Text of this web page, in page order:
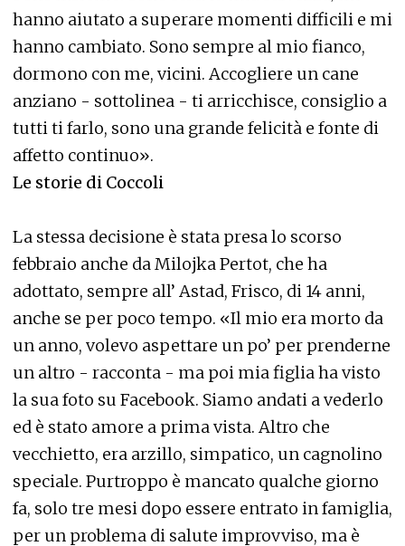
hanno aiutato a superare momenti difficili e mi
hanno cambiato. Sono sempre al mio fianco,
dormono con me, vicini. Accogliere un cane
anziano - sottolinea - ti arricchisce, consiglio a
tutti ti farlo, sono una grande felicità e fonte di
affetto continuo».
Le storie di Coccoli
La stessa decisione è stata presa lo scorso
febbraio anche da Milojka Pertot, che ha
adottato, sempre all’ Astad, Frisco, di 14 anni,
anche se per poco tempo. «Il mio era morto da
un anno, volevo aspettare un po’ per prenderne
un altro - racconta - ma poi mia figlia ha visto
la sua foto su Facebook. Siamo andati a vederlo
ed è stato amore a prima vista. Altro che
vecchietto, era arzillo, simpatico, un cagnolino
speciale. Purtroppo è mancato qualche giorno
fa, solo tre mesi dopo essere entrato in famiglia,
per un problema di salute improvviso, ma è